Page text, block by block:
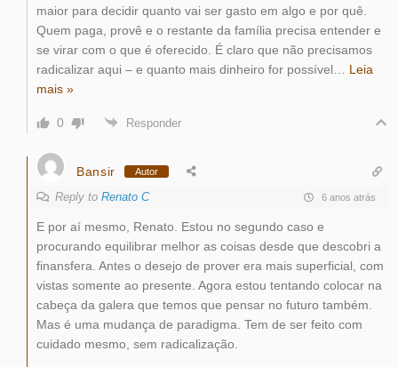
maior para decidir quanto vai ser gasto em algo e por quê.
Quem paga, provê e o restante da família precisa entender e
se virar com o que é oferecido. É claro que não precisamos
radicalizar aqui – e quanto mais dinheiro for possível… Leia
mais »
0 Responder
Bansir Autor
Reply to Renato C 6 anos atrás
E por aí mesmo, Renato. Estou no segundo caso e
procurando equilibrar melhor as coisas desde que descobri a
finansfera. Antes o desejo de prover era mais superficial, com
vistas somente ao presente. Agora estou tentando colocar na
cabeça da galera que temos que pensar no futuro também.
Mas é uma mudança de paradigma. Tem de ser feito com
cuidado mesmo, sem radicalização.